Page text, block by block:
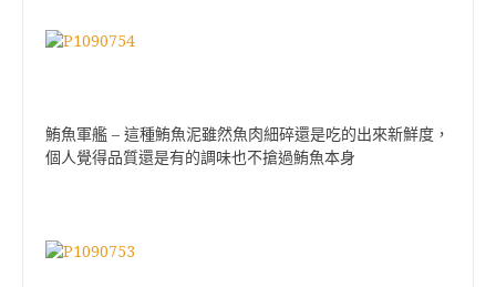
鮪魚軍艦 – 這種鮪魚泥雖然魚肉細碎還是吃的出來新鮮度，
個人覺得品質還是有的調味也不搶過鮪魚本身